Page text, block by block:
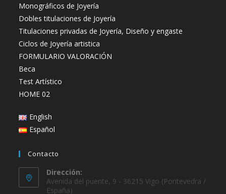
Monográficos de Joyería
Dobles titulaciones de Joyería
Titulaciones privadas de Joyería, Diseño y engaste
Ciclos de Joyería artistica
FORMULARIO VALORACIÓN
Beca
Test Artístico
HOME 02
English
Español
Contacto
Dirección:
Avenida del puente, 9 - 36215 Vigo (Pontevedra /
España)